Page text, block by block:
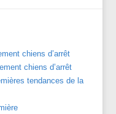
chiens d’arrêt
chiens d’arrêt
tendances de la